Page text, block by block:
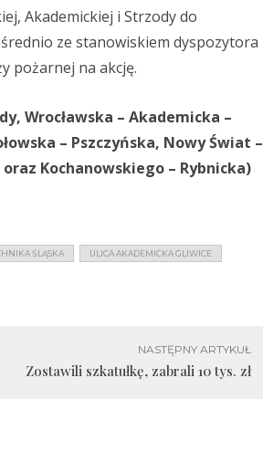
Akademickiej i Strzody do
ze stanowiskiem dyspozytora
pożarnej na akcję.
Wrocławska – Akademicka –
– Pszczyńska, Nowy Świat –
Kochanowskiego – Rybnicka)
ŚLĄSKA ULICA AKADEMICKA GLIWICE
NASTĘPNY ARTYKUŁ
Zostawili szkatułkę, zabrali 10 tys. zł